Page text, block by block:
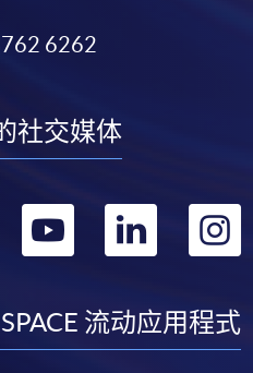
6262
社交媒体
转
youtube
转
流动应用程式